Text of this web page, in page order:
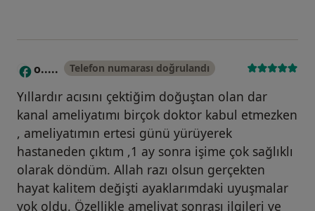
O o..... Telefon numarası doğrulandı
Yıllardır acısını çektiğim doğuştan olan dar
kanal ameliyatımı birçok doktor kabul etmezken
, ameliyatımın ertesi günü yürüyerek
hastaneden çıktım ,1 ay sonra işime çok sağlıklı
olarak döndüm. Allah razı olsun gerçekten
hayat kalitem değişti ayaklarımdaki uyuşmalar
yok oldu. Özellikle ameliyat sonrası ilgileri ve